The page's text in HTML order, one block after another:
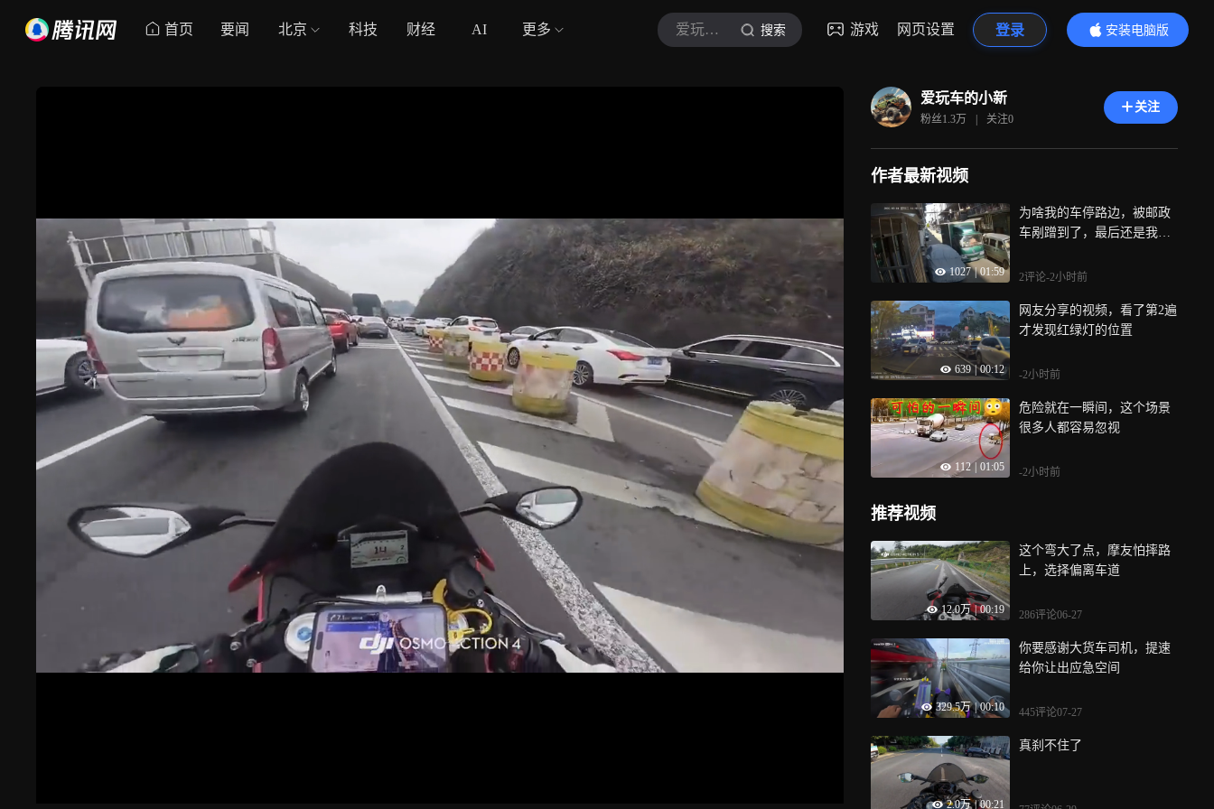
首页 要闻 北京 科技 财经 AI 更多 爱玩车的小新 搜索 游戏 网页设置 登录
安装电脑版
内容更精彩
爱玩车的小新
粉丝1.3万 | 关注0
关注
作者最新视频
1027 | 01:59
为啥我的车停路边，被邮政
车剐蹭到了，最后还是我的
2评论-2小时前
639 | 00:12
网友分享的视频，看了第2遍
才发现红绿灯的位置
-2小时前
112 01:05
危险就在一瞬间，这个场景
很多人都容易忽视
-2小时前
推荐视频
12.0万 | 00:19
这个弯大了点，摩友怕摔路
上，选择偏离车道
286评论06-27
329.5万 | 00:10
你要感谢大货车司机，提速
给你让出应急空间
445评论07-27
2.0万 | 00:21
真刹不住了